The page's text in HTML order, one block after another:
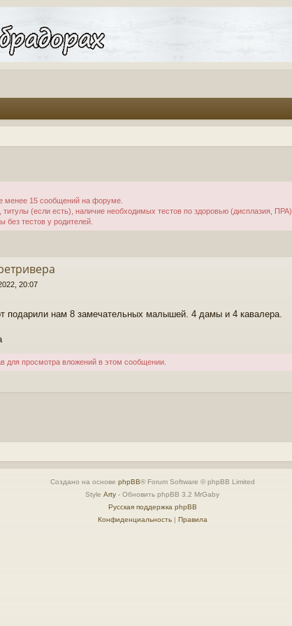
менее 15 сообщений на форуме.
(если есть), наличие необходимых тестов по здоровью (дисплазия, ПРА).
тестов у родителей.
20:07
подарили нам 8 замечательных малышей. 4 дамы и 4 кавалера.
для просмотра вложений в этом сообщении.
Создано на основе phpBB® Forum Software © phpBB Limited
Style Arty - Обновить phpBB 3.2 MrGaby
Русская поддержка phpBB
Конфиденциальность| Правила